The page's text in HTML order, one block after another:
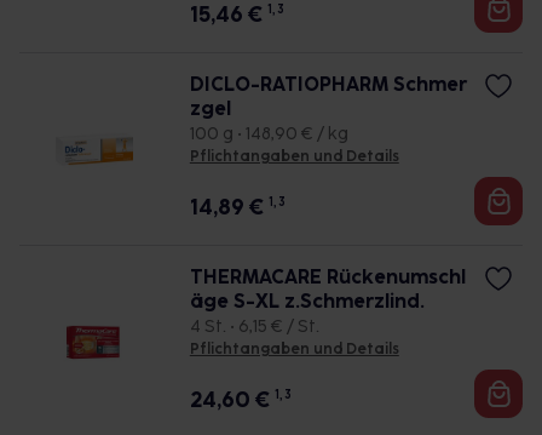
15,46 € 1, 3
DICLO-RATIOPHARM Schmer
zgel
100 g • 148,90 € / kg
Pflichtangaben und Details
14,89 € 1, 3
THERMACARE Rückenumschl
äge S-XL z.Schmerzlind.
4 St. • 6,15 € / St.
Pflichtangaben und Details
24,60 € 1, 3